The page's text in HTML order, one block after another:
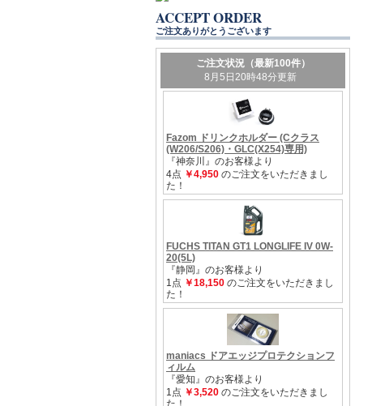
ACCEPT ORDER
ご注文ありがとうございます